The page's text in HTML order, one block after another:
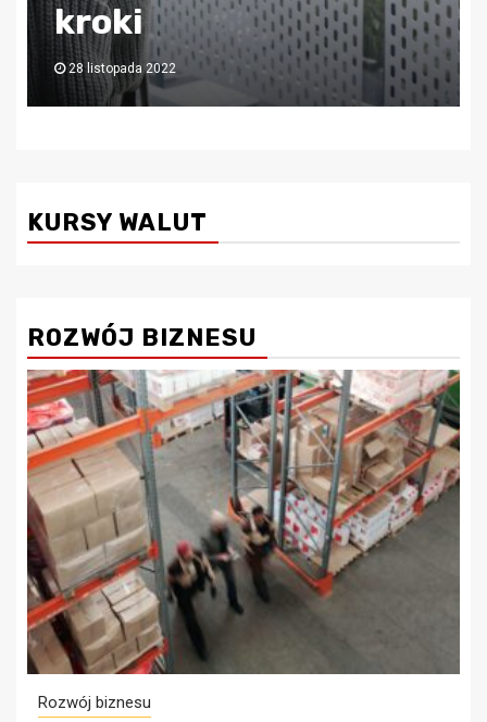
księgową!
6 lipca 2022
KURSY WALUT
ROZWÓJ BIZNESU
Rozwój biznesu